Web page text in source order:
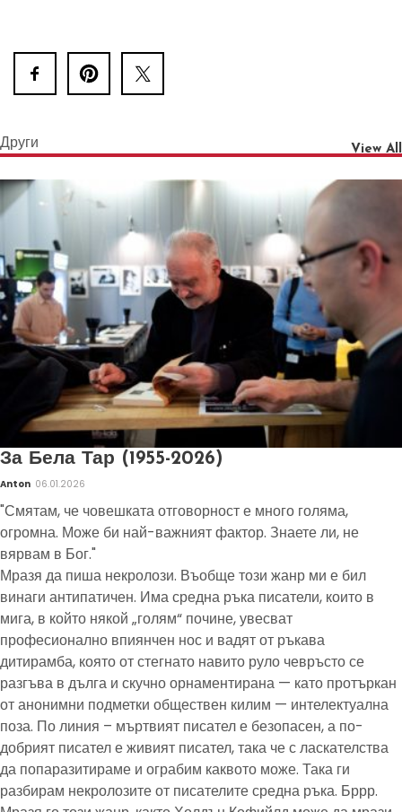
Други View All
За Бела Тар (1955-2026)
Anton 06.01.2026
"Смятам, че човешката отговорност е много голяма,
огромна. Може би най-важният фактор. Знаете ли, не
вярвам в Бог."
Мразя да пиша некролози. Въобще този жанр ми е бил
винаги антипатичен. Има средна ръка писатели, които в
мига, в който някой „голям“ почине, увесват
професионално впиянчен нос и вадят от ръкава
дитирамба, която от стегнато навито руло чевръсто се
разгъва в дълга и скучно орнаментирана — като протъркан
от анонимни подметки обществен килим — интелектуална
поза. По линия – мъртвият писател е безопасен, а по-
добрият писател е живият писател, така че с ласкателства
да попаразитираме и ограбим каквото може. Така ги
разбирам некролозите от писателите средна ръка. Бррр.